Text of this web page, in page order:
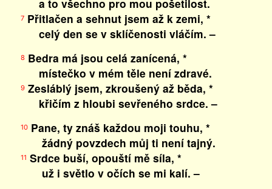
a to všechno pro mou pošetilost.
7Přitlačen a sehnut jsem až k zemi, *
celý den se v sklíčenosti vláčím. –
8 Bedra má jsou celá zanícená, *
místečko v mém těle není zdravé.
9Zesláblý jsem, zkroušený až běda, *
křičím z hloubi sevřeného srdce. –
10Pane, ty znáš každou moji touhu, *
žádný povzdech můj ti není tajný.
11 Srdce buší, opouští mě síla, *
už i světlo v očích se mi kalí. –